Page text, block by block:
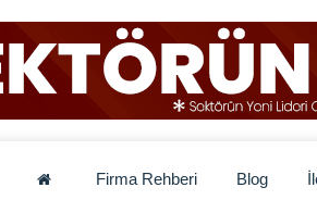
Firma Rehberi Blog